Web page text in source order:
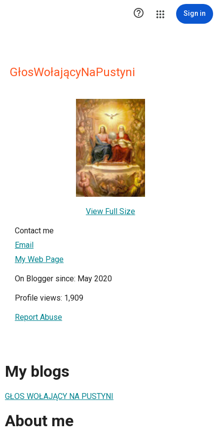
 Sign in
GłosWołającyNaPustyni
View Full Size
Contact me
Email
My Web Page
On Blogger since: May 2020
Profile views: 1,909
Report Abuse
My blogs
GŁOS WOŁAJĄCY NA PUSTYNI
About me